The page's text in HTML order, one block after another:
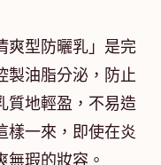
爽型防曬乳」是完
製油脂分泌，防止
質地輕盈，不易造
樣一來，即使在炎
瑕的妝容。